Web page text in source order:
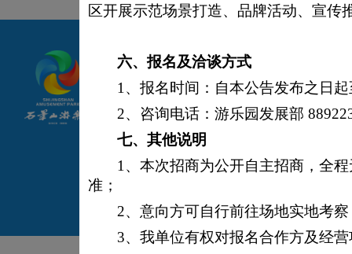
区开展示范场景打造、品牌活动、宣传
六、报名及洽谈方式
1、报名时间：自本公告发布之日
2、咨询电话：游乐园发展部
七、其他说明
1、本次招商为公开自主招商，全
准；
2、意向方可自行前往场地实地考
3、我单位有权对报名合作方及经
关于我们 / 乐园美图 /
©2014 北京石景山游乐园
京公网安备